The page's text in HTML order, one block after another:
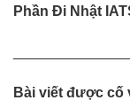
Phần Đi Nhật
Bài viết được cố